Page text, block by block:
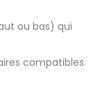
ou bas) qui
compatibles